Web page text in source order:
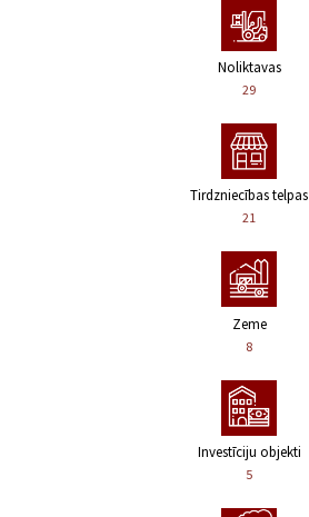
Noliktavas
29
Tirdzniecības telpas
21
Zeme
8
Investīciju objekti
5